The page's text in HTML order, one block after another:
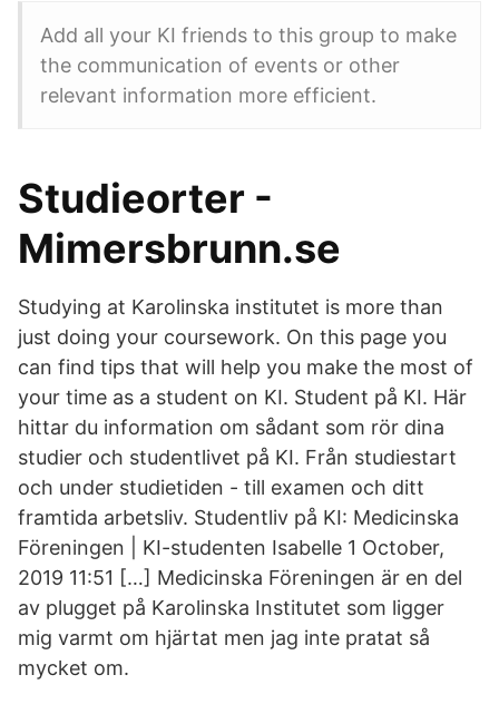
Add all your KI friends to this group to make
the communication of events or other
relevant information more efficient.
Studieorter -
Mimersbrunn.se
Studying at Karolinska institutet is more than
just doing your coursework. On this page you
can find tips that will help you make the most of
your time as a student on KI. Student på KI. Här
hittar du information om sådant som rör dina
studier och studentlivet på KI. Från studiestart
och under studietiden - till examen och ditt
framtida arbetsliv. Studentliv på KI: Medicinska
Föreningen | KI-studenten Isabelle 1 October,
2019 11:51 […] Medicinska Föreningen är en del
av plugget på Karolinska Institutet som ligger
mig varmt om hjärtat men jag inte pratat så
mycket om.